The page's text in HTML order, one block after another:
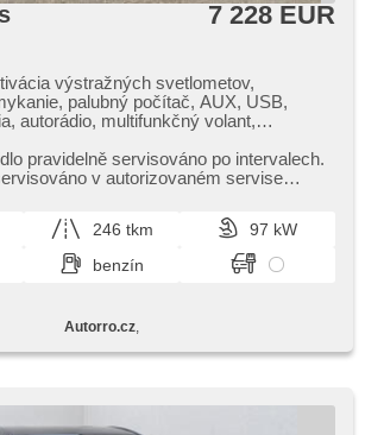
7 228 EUR
výstražných svetlometov,
palubný počítač, AUX, USB,
autorádio, multifunkčný volant,
stierač, denné svietenie, hmlové
vyhrievané zrkadlá, el. predné okná,
spolujazdca, CD prehrávač, centrál
sedadlá, tempomat, hands free,
predné, vonkajší teplomer, posilňovač
podvozka (ESP), protiprešmykový
pravidelně servisováno po intervalech.
v autorizovaném servise
246 tkm
97 kW
benzín
Autorro.cz